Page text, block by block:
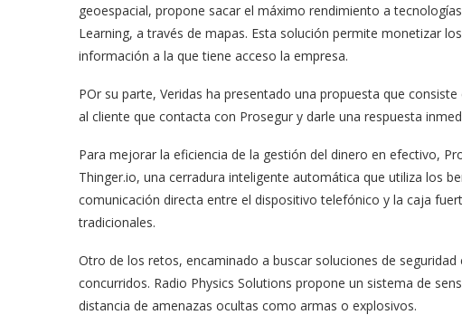
geoespacial, propone sacar el máximo rendimiento a
Learning, a través de mapas. Esta solución permite monetizar
información a la que tiene acceso la empresa.
POr su parte, Veridas ha presentado una propuesta que
al cliente que contacta con Prosegur y darle una respuesta
Para mejorar la eficiencia de la gestión del dinero en efectivo,
Thinger.io, una cerradura inteligente automática que utiliza los
comunicación directa entre el dispositivo telefónico y la caja
tradicionales.
Otro de los retos, encaminado a buscar soluciones de
concurridos. Radio Physics Solutions propone un sistema de
distancia de amenazas ocultas como armas o explosivos.